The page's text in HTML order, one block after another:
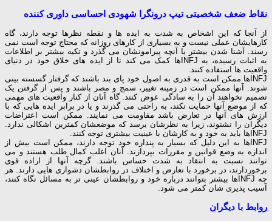
نقاط ضعف شخصیتی تیپ درونگرا شهودی احساسی داوری کننده
از آنجا که این اشخاص به شدت به ایده ها و نقطه نظرها توجه دارند، گاه
کارهایشان عملی نیست و به بسیاری از کارهای روزانه که محتاج توجه است نمی
رسند. آشنا شدن بیشتر با آنچه پیرامونشان می گذرد و تکیه بیشتر بر اطلاعات
به اثبات رسیده، به INFJها کمک می کند تا از ایده های خلاق خود در دنیای
واقعیت ها استفاده کنند.
INFJها ممکن است به قدری به اصول خود پای بند باشند که گرفتار گسسته بینی
شوند. آنها ممکن است در زمینه تغییر، سمج و مصر باشند و پس از گرفتن یک
تصمیم نخواهند آن را به سادگی عوض کنند. گاه آنان از کنار واقعیت های مهمی
که از موضع آنها حمایت نکند، به راحتی می گذرند و یا در برابر ایده هایی که با
ارزش های آنها در تعارض باشد مقاومت می نمایند. ممکن است اعتراضات
دیگران را نشنوند، زیرا به نظرشان برسد که موضعشان کمترین اشکالی ندارد.
INFJها باید به خود و به کارشان با عینیت بیشتری توجه کنند.
INFJها به این دلیل که بسیار به پنداره خود توجه دارند، ممکن است بیش از
اندازه به وضع قوانین و مقررات بپردازند. آنان اغلب کمال طلب هستند و می
توانند نسبت به انتقاد به شدت حساس باشند. گرچه آنها از اراده قوی
برخوردارند، در برخورد با تعارض و اختلاف در روابطشان دشواری هایی دارند. هر
چه INFJها بیشتر بتوانند درباره خود و روابطشان عینی تر به مسائل نگاه کنند،
آسیب پذیری شان کمتر می شود.
روابط با دیگران